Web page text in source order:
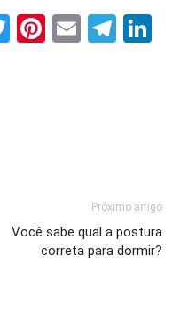
Twitter
Pinterest
Email
Próximo artigo
Você sabe qual a postura
correta para dormir?